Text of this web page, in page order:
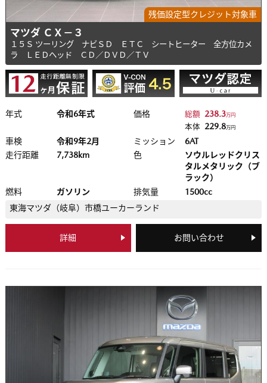
残価設定型クレジット対象車
マツダ ＣＸ－３
１５Ｓ ツーリング ナビＳＤ ＥＴＣ シートヒーター 全方位カメ
ラ ＬＥＤヘッド ＣＤ／ＤＶＤ／ＴＶ
年式 令和6年式 価格 総額 238.3万円
本体 229.8万円
車検 令和9年2月 ミッション
6AT
走行距離
7,738km 色
ソウルレッドクリス
タルメタリック（ブ
ラック）
燃料
ガソリン 排気量
1500cc
東海マツダ（岐阜） 市橋ユーカーランド
詳細 お問い合わせ